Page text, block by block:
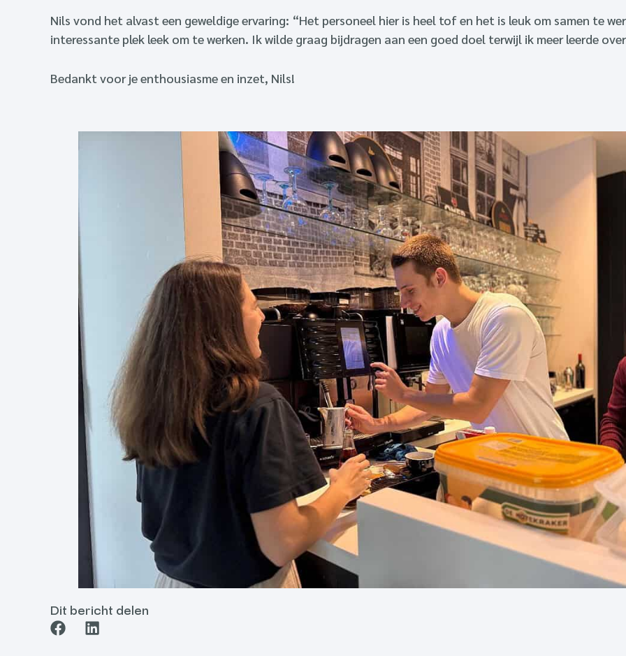
Nils vond het alvast een geweldige ervaring: “Het personeel hier is heel tof en het is leuk om samen te
interessante plek leek om te werken. Ik wilde graag bijdragen aan een goed doel terwijl ik meer leerde
Bedankt voor je enthousiasme en inzet, Nils!
Dit bericht delen